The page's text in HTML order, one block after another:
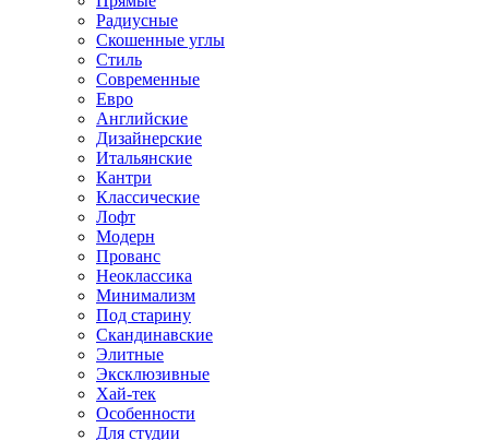
Радиусные
Скошенные углы
Стиль
Современные
Евро
Английские
Дизайнерские
Итальянские
Кантри
Классические
Лофт
Модерн
Прованс
Неоклассика
Минимализм
Под старину
Скандинавские
Элитные
Эксклюзивные
Хай-тек
Особенности
Для студии